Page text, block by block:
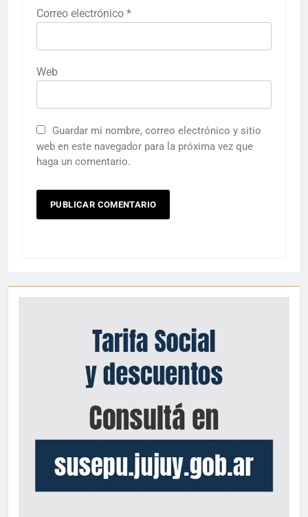
Correo electrónico *
Web
Guardar mi nombre, correo electrónico y sitio
web en este navegador para la próxima vez que
haga un comentario.